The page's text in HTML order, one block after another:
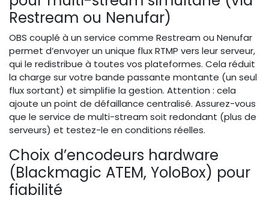
Restream ou Nenufar)
OBS couplé à un service comme Restream ou Nenufar
permet d’envoyer un unique flux RTMP vers leur serveur,
qui le redistribue à toutes vos plateformes. Cela réduit
la charge sur votre bande passante montante (un seul
flux sortant) et simplifie la gestion. Attention : cela
ajoute un point de défaillance centralisé. Assurez-vous
que le service de multi-stream soit redondant (plus de
serveurs) et testez-le en conditions réelles.
Choix d’encodeurs hardware
(Blackmagic ATEM, YoloBox) pour
fiabilité